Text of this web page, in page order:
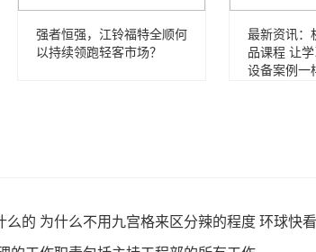
强者恒强，江铃福特全顺何
以持续领跑轻客市场？
最新资讯：
品课程 让
设备案例一
的 为什么不用九宫格来区分辣的程度 环球快看